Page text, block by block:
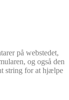
på webstedet,
og også den
string for at hjælpe